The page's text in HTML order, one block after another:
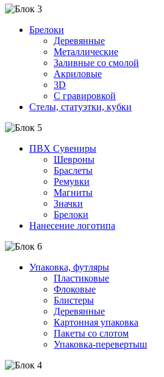
Брелоки
Деревянные
Металлические
Заливные со смолой
Акриловые
3D
C гравировкой
Стелы, статуэтки, кубки
ПВХ Сувениры
Шевроны
Браслеты
Ремувки
Магниты
Значки
Брелоки
Нанесение логотипа
Упаковка, футляры
Пластиковые
Флоковые
Блистеры
Деревянные
Картонная упаковка
Пакеты со слотом
Упаковка-перевертыш